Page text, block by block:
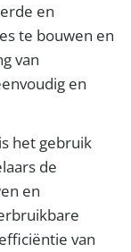
en
te bouwen en
van
en
het gebruik
de
en
van